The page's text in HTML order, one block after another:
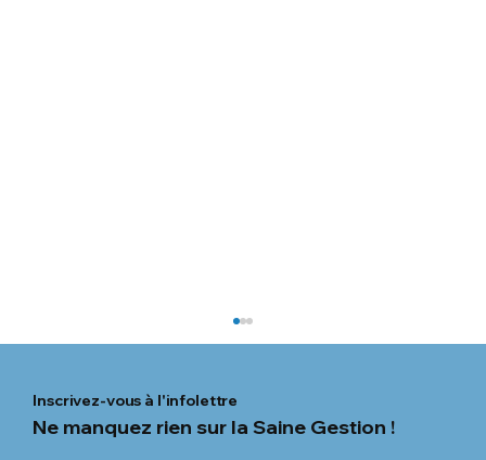
Inscrivez-vous à l'infolettre
Ne manquez rien sur la Saine Gestion !